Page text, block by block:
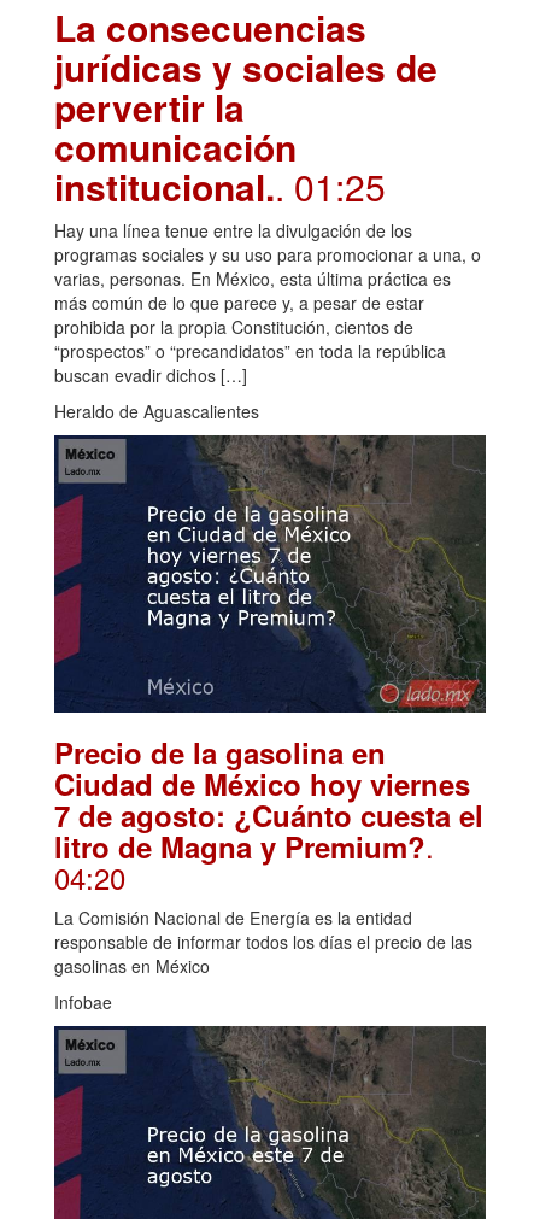
La consecuencias
jurídicas y sociales de
pervertir la
comunicación
institucional.. 01:25
Hay una línea tenue entre la divulgación de los
programas sociales y su uso para promocionar a una, o
varias, personas. En México, esta última práctica es
más común de lo que parece y, a pesar de estar
prohibida por la propia Constitución, cientos de
“prospectos” o “precandidatos” en toda la república
buscan evadir dichos […]
Heraldo de Aguascalientes
Precio de la gasolina en
Ciudad de México hoy viernes
7 de agosto: ¿Cuánto cuesta el
litro de Magna y Premium?.
04:20
La Comisión Nacional de Energía es la entidad
responsable de informar todos los días el precio de las
gasolinas en México
Infobae